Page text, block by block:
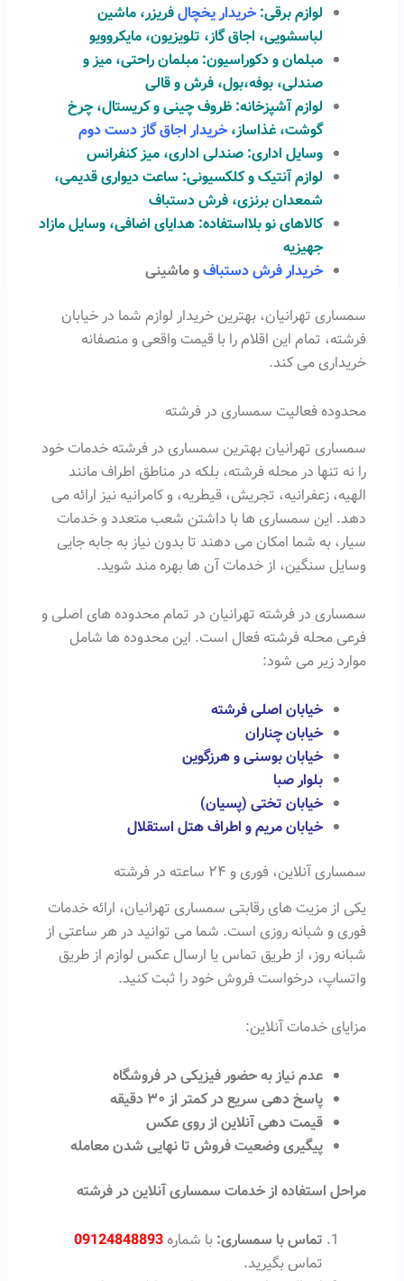
لوازم برقی:خریدار یخچالفریزر، ماشین
لباسشویی، اجاق گاز، تلویزیون، مایکروویو
مبلمان و دکوراسیون: مبلمان راحتی، میز و
صندلی، بوفه،بول، فرش و قالی
لوازم آشپزخانه: ظروف چینی و کریستال، چرخ
گوشت، غذاساز،خریدار اجاق گاز دست دوم
وسایل اداری: صندلی اداری، میز کنفرانس
لوازم آنتیک و کلکسیونی: ساعت دیواری قدیمی،
شمعدان برنزی، فرش دستباف
کالاهای نو بلااستفاده: هدایای اضافی، وسایل مازاد
جهیزیه
خریدار فرش دستبافو ماشینی
سمساری تهرانیان، بهترین خریدار لوازم شما در خیابان
فرشته، تمام این اقلام را با قیمت واقعی و منصفانه
خریداری می کند.
محدوده فعالیت سمساری در فرشته
سمساری تهرانیان بهترین سمساری در فرشته خدمات خود
را نه تنها در محله فرشته، بلکه در مناطق اطراف مانند
الهیه، زعفرانیه، تجریش، قیطریه، و کامرانیه نیز ارائه می
دهد. این سمساری ها با داشتن شعب متعدد و خدمات
سیار، به شما امکان می دهند تا بدون نیاز به جابه جایی
وسایل سنگین، از خدمات آن ها بهره مند شوید.
سمساری در فرشته تهرانیان در تمام محدوده های اصلی و
فرعی محله فرشته فعال است. این محدوده ها شامل
موارد زیر می شود:
خیابان اصلی فرشته
خیابان چناران
خیابان بوسنی و هرزگوین
بلوار صبا
خیابان تختی (پسیان)
خیابان مریم و اطراف هتل استقلال
سمساری آنلاین، فوری و ۲۴ ساعته در فرشته
یکی از مزیت های رقابتی سمساری تهرانیان، ارائه خدمات
فوری و شبانه روزی است. شما می توانید در هر ساعتی از
شبانه روز، از طریق تماس یا ارسال عکس لوازم از طریق
واتساپ، درخواست فروش خود را ثبت کنید.
مزایای خدمات آنلاین:
عدم نیاز به حضور فیزیکی در فروشگاه
پاسخ دهی سریع در کمتر از ۳۰ دقیقه
قیمت دهی آنلاین از روی عکس
پیگیری وضعیت فروش تا نهایی شدن معامله
مراحل استفاده از خدمات سمساری آنلاین در فرشته
تماس با سمساری: با شماره09124848893
تماس بگیرید.